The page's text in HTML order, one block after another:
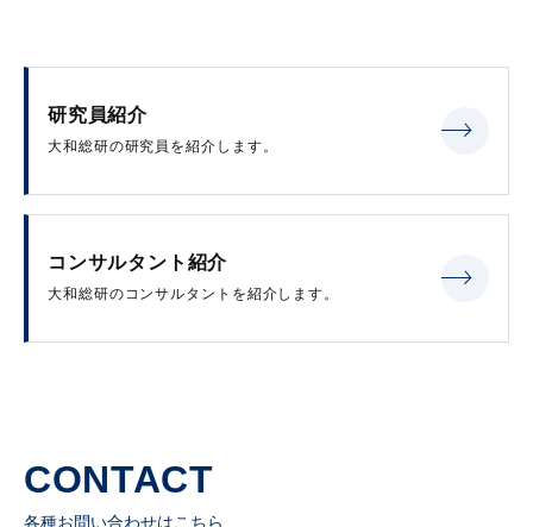
研究員紹介
大和総研の研究員を紹介します。
コンサルタント紹介
大和総研のコンサルタントを紹介します。
CONTACT
各種お問い合わせはこちら